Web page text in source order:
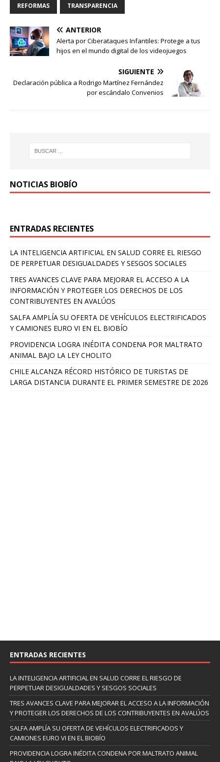
REFORMAS TRANSPARENCIA
ANTERIOR
Alerta por Ciberataques Infantiles: Protege a tus
hijos en el mundo digital de los videojuegos
SIGUIENTE
Declaración pública a Rodrigo Martínez Fernández
por escándalo Convenios
NOTICIAS BIOBÍO
ENTRADAS RECIENTES
LA INTELIGENCIA ARTIFICIAL EN SALUD CORRE EL RIESGO
DE PERPETUAR DESIGUALDADES Y SESGOS SOCIALES
TRES AVANCES CLAVE PARA MEJORAR EL ACCESO A LA
INFORMACIÓN Y PROTEGER LOS DERECHOS DE LOS
CONTRIBUYENTES EN AVALÚOS
SALFA AMPLÍA SU OFERTA DE VEHÍCULOS ELECTRIFICADOS
Y CAMIONES EURO VI EN EL BIOBÍO
PROVIDENCIA LOGRA INÉDITA CONDENA POR MALTRATO
ANIMAL BAJO LA LEY CHOLITO
CHILE ALCANZA RÉCORD HISTÓRICO DE TURISTAS DE
LARGA DISTANCIA DURANTE EL PRIMER SEMESTRE DE 2026
ENTRADAS RECIENTES
LA INTELIGENCIA ARTIFICIAL EN SALUD CORRE EL RIESGO DE
PERPETUAR DESIGUALDADES Y SESGOS SOCIALES
TRES AVANCES CLAVE PARA MEJORAR EL ACCESO A LA INFORMACIÓN
Y PROTEGER LOS DERECHOS DE LOS CONTRIBUYENTES EN AVALÚOS
SALFA AMPLÍA SU OFERTA DE VEHÍCULOS ELECTRIFICADOS Y
CAMIONES EURO VI EN EL BIOBÍO
PROVIDENCIA LOGRA INÉDITA CONDENA POR MALTRATO ANIMAL